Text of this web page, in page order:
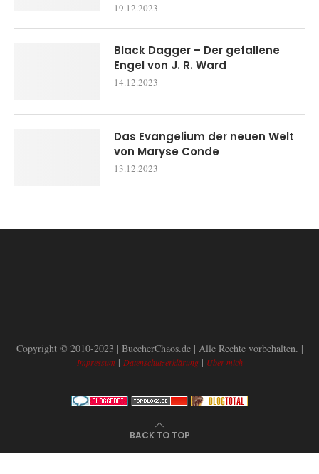
19.12.2023
Black Dagger – Der gefallene
Engel von J. R. Ward
14.12.2023
Das Evangelium der neuen Welt
von Maryse Conde
13.12.2023
Copyright © 2010-2023 | BuecherChaos.de | Alle Rechte vorbehalten. |
Impressum | Datenschutzerklärung| Über mich
BACK TO TOP